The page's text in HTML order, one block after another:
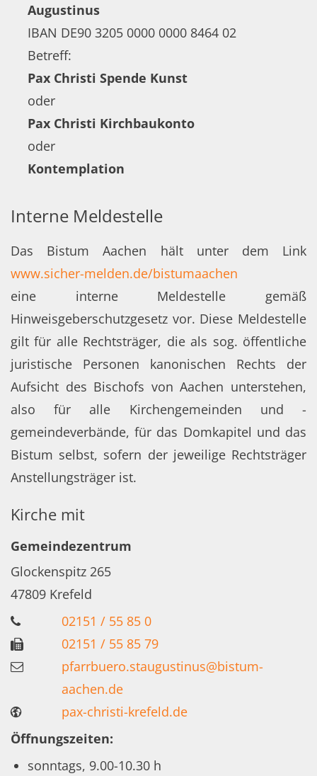
Augustinus
IBAN DE90 3205 0000 0000 8464 02
Betreff:
Pax Christi Spende Kunst
oder
Pax Christi Kirchbaukonto
oder
Kontemplation
Interne Meldestelle
Das Bistum Aachen hält unter dem Link
www.sicher-melden.de/bistumaachen
eine interne Meldestelle gemäß
Hinweisgeberschutzgesetz vor. Diese Meldestelle
gilt für alle Rechtsträger, die als sog. öffentliche
juristische Personen kanonischen Rechts der
Aufsicht des Bischofs von Aachen unterstehen,
also für alle Kirchengemeinden und -
gemeindeverbände, für das Domkapitel und das
Bistum selbst, sofern der jeweilige Rechtsträger
Anstellungsträger ist.
Kirche mit
Gemeindezentrum
Glockenspitz 265
47809 Krefeld
02151 / 55 85 0
02151 / 55 85 79
pfarrbuero.staugustinus@bistum-
aachen.de
pax-christi-krefeld.de
Öffnungszeiten:
sonntags, 9.00-10.30 h